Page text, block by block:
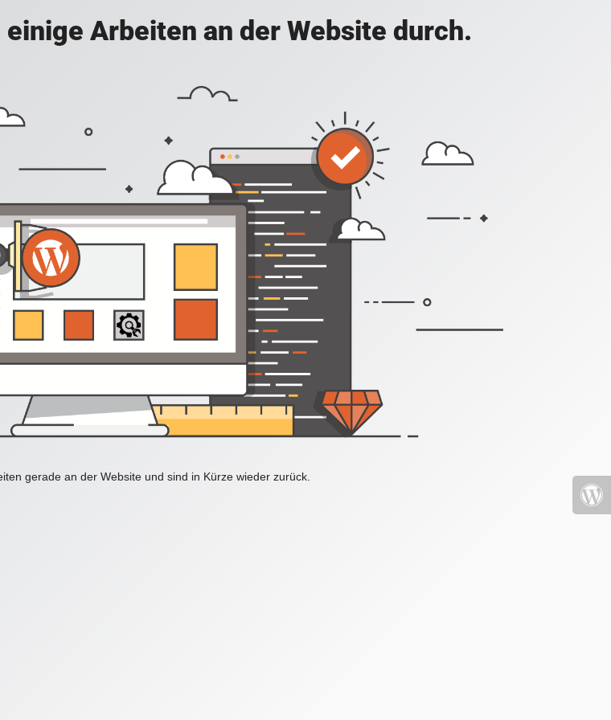
Arbeiten an der Website durch.
gerade an der Website und sind in Kürze wieder zurück.